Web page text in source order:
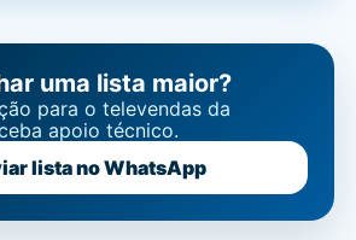
uma lista maior?
para o televendas da
apoio técnico.
lista no WhatsApp